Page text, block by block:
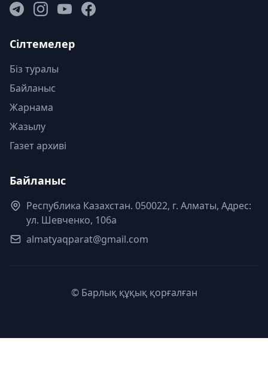
Сілтемелер
Біз туралы
Байланыс
Жарнама
Жазылу
Газет архиві
Байланыс
Республика Казахстан. 050022, г. Алматы, Адрес:
ул. Шевченко, 106а
almatyaqparat@gmail.com
© Барлық құқық қорғалған